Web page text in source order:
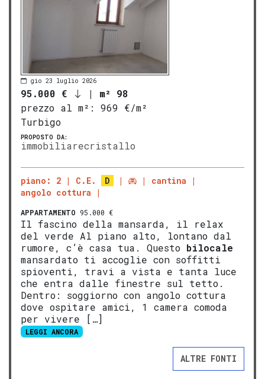
gio 23 luglio 2026
95.000 € | m² 98
prezzo al m²:
969 €/m²
Turbigo
PROPOSTO DA:
immobiliarecristallo
piano: 2 C.E. D
cantina
angolo cottura
APPARTAMENTO 95.000 €
Il fascino della mansarda, il relax
del verde Al piano alto, lontano dal
rumore, c’è casa tua. Questo bilocale
mansardato ti accoglie con soffitti
spioventi, travi a vista e tanta luce
che entra dalle finestre sul tetto.
Dentro: soggiorno con angolo cottura
dove ospitare amici, 1 camera comoda
per vivere […]
LEGGI ANCORA
ALTRE FONTI